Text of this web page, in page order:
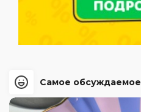
Самое обсуждаемое